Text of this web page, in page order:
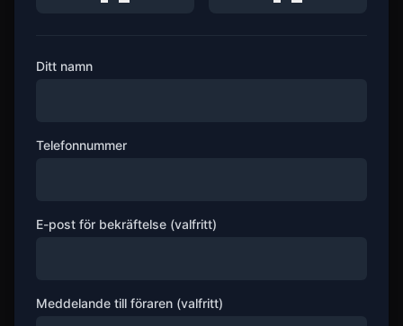
Ditt namn
Telefonnummer
E-post för bekräftelse (valfritt)
Meddelande till föraren (valfritt)